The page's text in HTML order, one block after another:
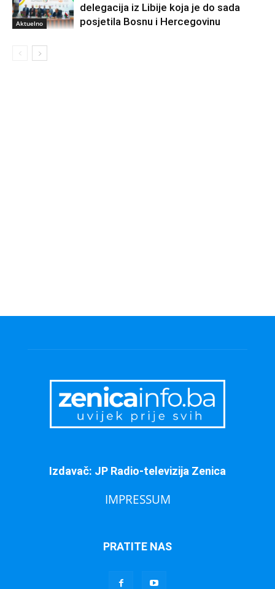
Aktuelno
delegacija iz Libije koja je do sada
posjetila Bosnu i Hercegovinu
Izdavač: JP Radio-televizija Zenica
IMPRESSUM
PRATITE NAS